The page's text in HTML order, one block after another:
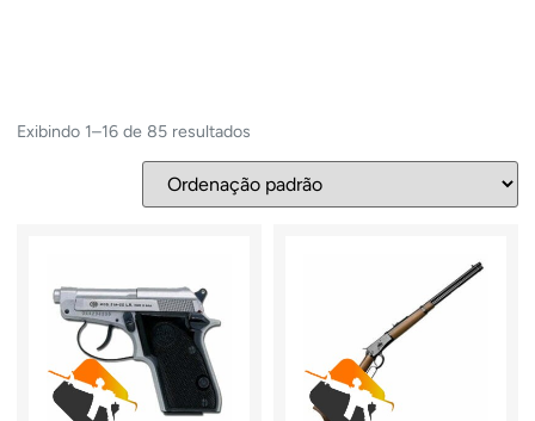
Exibindo 1–16 de 85 resultados